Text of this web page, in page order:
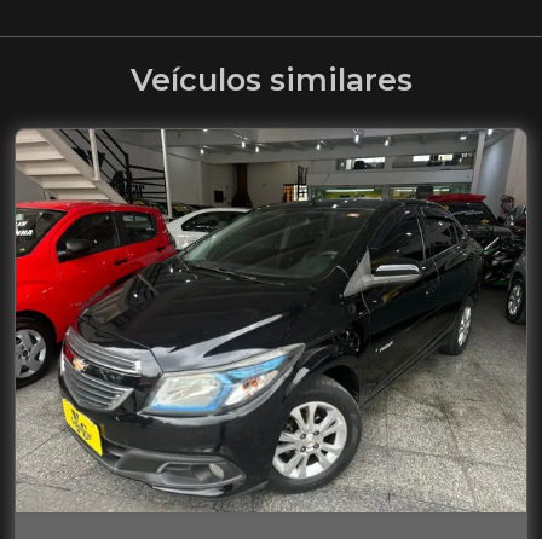
Veículos similares